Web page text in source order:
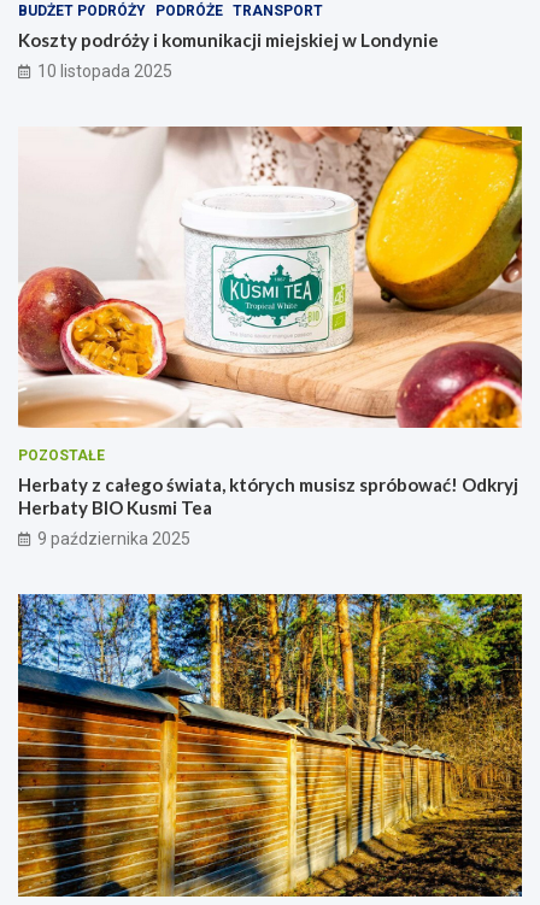
BUDŻET PODRÓŻY PODRÓŻE TRANSPORT
Koszty podróży i komunikacji miejskiej w Londynie
10 listopada 2025
POZOSTAŁE
Herbaty z całego świata, których musisz spróbować! Odkryj
Herbaty BIO Kusmi Tea
9 października 2025